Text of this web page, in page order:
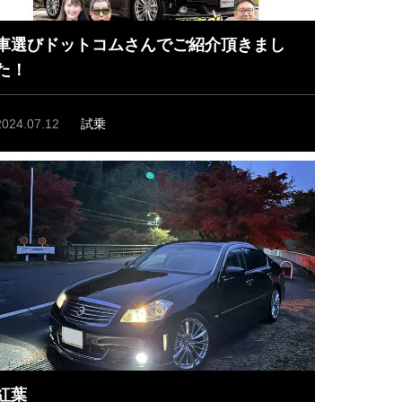
選びドットコムさんでご紹介頂きまし
！
試乗
葉